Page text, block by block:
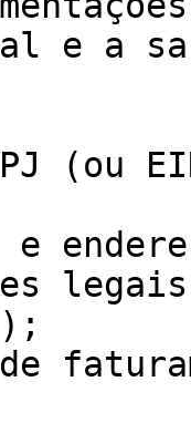
e a
(ou
de